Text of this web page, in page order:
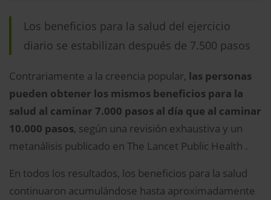
Los beneficios para la salud del ejercicio
diario se estabilizan después de 7.500 pasos
Contrariamente a la creencia popular, las personas
pueden obtener los mismos beneficios para la
salud al caminar 7.000 pasos al día que al caminar
10.000 pasos, según una revisión exhaustiva y un
metanálisis publicado en The Lancet Public Health .
En todos los resultados, los beneficios para la salud
continuaron acumulándose hasta aproximadamente